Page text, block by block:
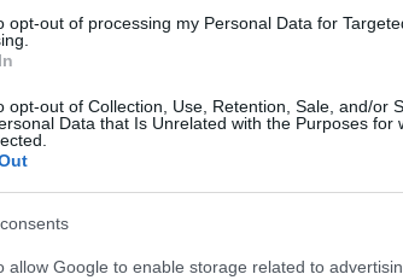
opt-out of processing my Personal Data for
opt-out of Collection, Use, Retention, Sale, and/or
Data that Is Unrelated with the Purposes for
allow Google to enable storage related to
ευγνωμοσύνη στους Έλληνες που
Στάδιο, καθώς και τις
Επιτροπή και το υπουργείο
συνεργάστηκαν μαζί μας σε αυτό